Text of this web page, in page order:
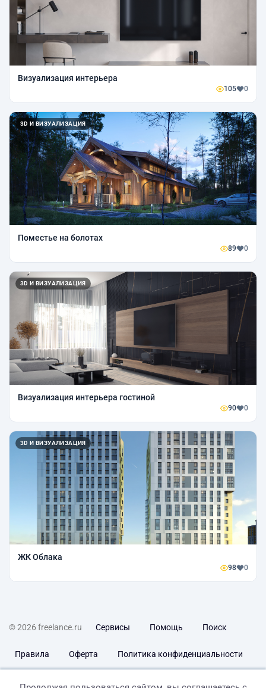
Визуализация интерьера
105 0
3D И ВИЗУАЛИЗАЦИЯ
Поместье на болотах
89 0
3D И ВИЗУАЛИЗАЦИЯ
Визуализация интерьера гостиной
90 0
3D И ВИЗУАЛИЗАЦИЯ
ЖК Облака
98 0
© 2026 freelance.ru Сервисы Помощь Поиск
Правила Оферта Политика конфиденциальности